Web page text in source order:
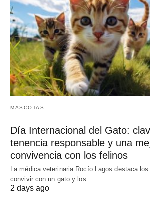
MASCOTAS
Día Internacional del Gato:
tenencia responsable y una
convivencia con los felinos
La médica veterinaria Rocío Lagos destaca
convivir con un gato y los…
2 days ago